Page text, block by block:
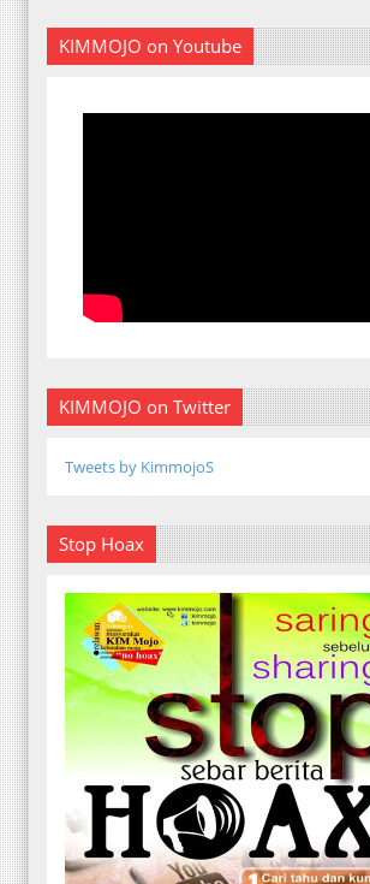
KIMMOJO on Youtube
KIMMOJO on Twitter
Tweets by KimmojoS
Stop Hoax